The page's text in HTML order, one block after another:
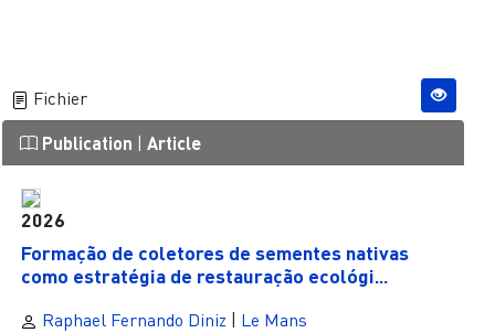
Fichier
Publication Article
2026
Formação de coletores de sementes nativas
como estratégia de restauração ecológi...
Raphael Fernando Diniz | Le Mans